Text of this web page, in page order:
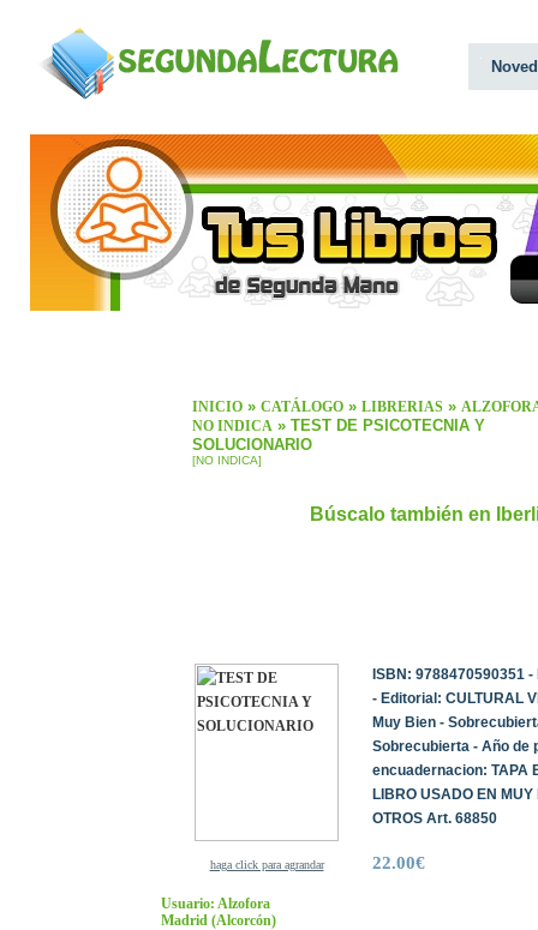
INICIO » CATÁLOGO » LIBRERIAS »
NO INDICA » TEST DE PSICOTECNIA Y
SOLUCIONARIO
[NO INDICA]
Búscalo también en
haga click para agrandar
ISBN: 9788470590351
- Editorial: CULTURAL
Muy Bien -
Sobrecubierta - Año de
encuadernacion: TAPA
LIBRO USADO EN
OTROS Art. 68850
22.00€
Usuario: Alzofora
Madrid (Alcorcón)